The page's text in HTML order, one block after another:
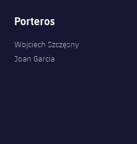
Porteros
Wojciech Szczęsny
Joan Garcia